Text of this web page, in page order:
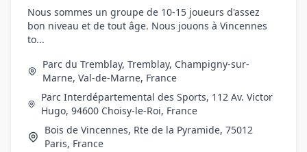
Nous sommes un groupe de 10-15 joueurs d'assez
bon niveau et de tout âge. Nous jouons à Vincennes
to...
Parc du Tremblay, Tremblay, Champigny-sur-
Marne, Val-de-Marne, France
Parc Interdépartemental des Sports, 112 Av. Victor
Hugo, 94600 Choisy-le-Roi, France
Bois de Vincennes, Rte de la Pyramide, 75012
Paris, France